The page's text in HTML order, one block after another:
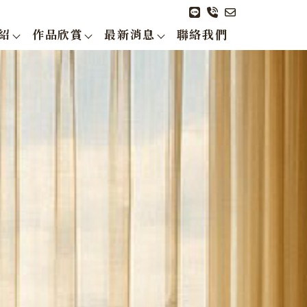
作品欣賞 最新消息 聯絡我們